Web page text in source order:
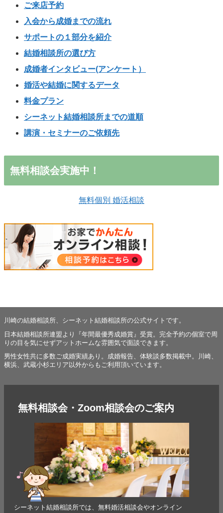
ご来店予約
入会から成婚までの流れ
サポートの１部分を紹介
結婚相談所の選び方
成婚者インタビュー(アンケート）
婚活や結婚に関するデータ
料金プラン
シーネット結婚相談所までの道順
講演・セミナーのご依頼先
無料相談会実施中！
無料個別 婚活相談
川崎の結婚相談所、シーネット結婚相談所の公式サイトです。
日本結婚相談所連盟より『年間最優秀成婚賞』受賞。完全予約の個室で周
りの目を気にせずアットホームな雰囲気で面談できます。
男性女性共に多数ご成婚実績あり。成婚報告、体験談多数掲載中。川崎、
横浜、武蔵小杉エリア以外からもご利用頂いています。
無料相談会・Zoom相談会のご案内
シーネット結婚相談所では、無料婚活相談会やオンライン